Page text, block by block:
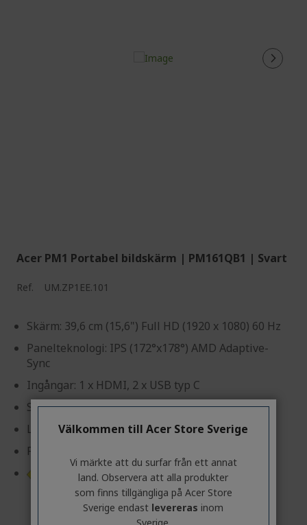
Acer PM1 Portabel bildskärm | PM161QB1 | Svart
Ref. UM.ZP1EE.101
Skärm: 39,6 cm (15,6") Full HD (1920 x 1080) 60 Hz
Panelteknologi: IPS (172°x178°) AMD Adaptive-
Sync
Ingångar: 1 x HDMI, 2 x USB typ C
Svarstid: 4 ms (GTG)
Ljusstyrka: 250 cd/m²
Får ström direkt från den bärbara datorn
Produktinformationsblad
Välkommen till Acer Store Sverige
Vi märkte att du surfar från ett annat
land. Observera att alla produkter
som finns tillgängliga på Acer Store
Sverige endast levereras inom